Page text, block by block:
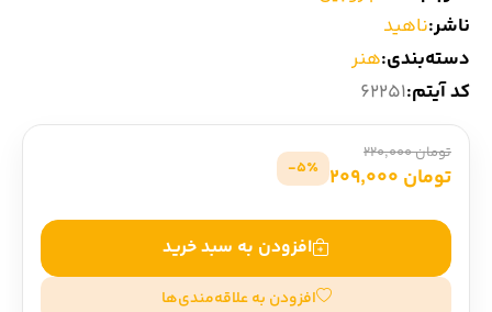
ناشر:ناهید
دسته‌بندی:هنر
کد آیتم:62251
تومان 220,000
تومان 209,000 5٪-
افزودن به سبد خرید
افزودن به علاقه‌مندی‌ها